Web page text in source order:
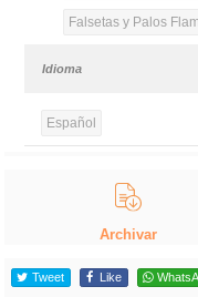
Falsetas y Palos
Idioma
Español
Archivar
Tweet Like